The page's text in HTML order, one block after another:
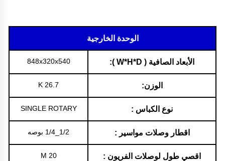
الوحدة الخارجية
الأبعاد الصافية ( W*H*D ): 848x320x540
الوزن: 26.7 K
نوع الكباس : SINGLE ROTARY
اقطار وصلات مواسير : 1/2_1/4 بوصه
اقصي طول لوصلات الفريون : 20 M